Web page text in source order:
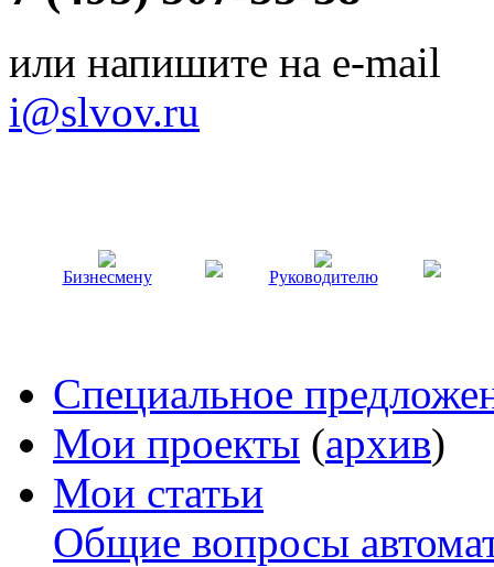
или напишите на e-mail
i@slvov.ru
Бизнесмену Руководителю
Специальное
Мои проекты (архив)
Мои статьи
Общие вопросы